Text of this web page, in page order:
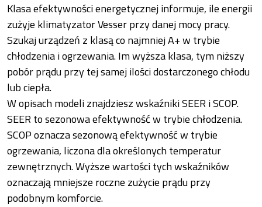
Klasa efektywności energetycznej informuje, ile energii
zużyje klimatyzator Vesser przy danej mocy pracy.
Szukaj urządzeń z klasą co najmniej A+ w trybie
chłodzenia i ogrzewania. Im wyższa klasa, tym niższy
pobór prądu przy tej samej ilości dostarczonego chłodu
lub ciepła.
W opisach modeli znajdziesz wskaźniki SEER i SCOP.
SEER to sezonowa efektywność w trybie chłodzenia.
SCOP oznacza sezonową efektywność w trybie
ogrzewania, liczona dla określonych temperatur
zewnętrznych. Wyższe wartości tych wskaźników
oznaczają mniejsze roczne zużycie prądu przy
podobnym komforcie.